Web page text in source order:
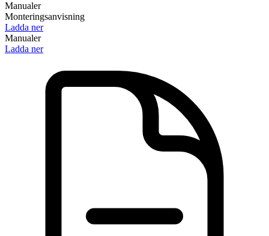
Manualer
Monteringsanvisning
Ladda ner
Manualer
Ladda ner